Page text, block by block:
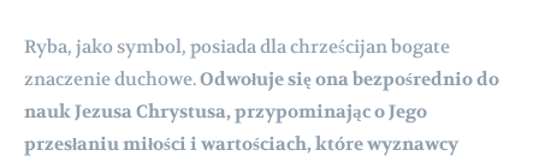
Ryba, jako symbol, posiada dla chrześcijan bogate
znaczenie duchowe.Odwołuje się ona bezpośrednio do
nauk Jezusa Chrystusa, przypominając o Jego
przesłaniu miłości i wartościach, które wyznawcy